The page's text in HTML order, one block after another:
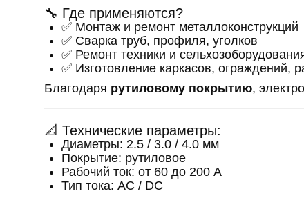
🔧 Где применяются?
✅ Монтаж и ремонт металлоконструкций
✅ Сварка труб, профиля, уголков
✅ Ремонт техники и
✅ Изготовление каркасов, ограждений,
Благодаря рутиловому покрытию,
📐 Технические параметры:
Диаметры: 2.5 / 3.0 / 4.0 мм
Покрытие: рутиловое
Рабочий ток: от 60 до 200 А
Тип тока: AC / DC